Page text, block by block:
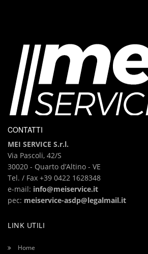
CONTATTI
MEI SERVICE S.r.l.
Via Pascoli, 42/S
30020 - Quarto d’Altino - VE
Tel. / Fax +39 0422 1628348
e-mail: info@meiservice.it
pec: meiservice-asdp@legalmail.it
LINK UTILI
Home